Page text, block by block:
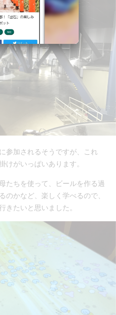
参加されるそうですが、これ
けがいっぱいあります。
たちを使って、ビールを作る過
のかなど、楽しく学べるので、
きたいと思いました。